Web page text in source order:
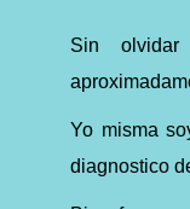
Sin olvidar
Yo misma
diagnostico